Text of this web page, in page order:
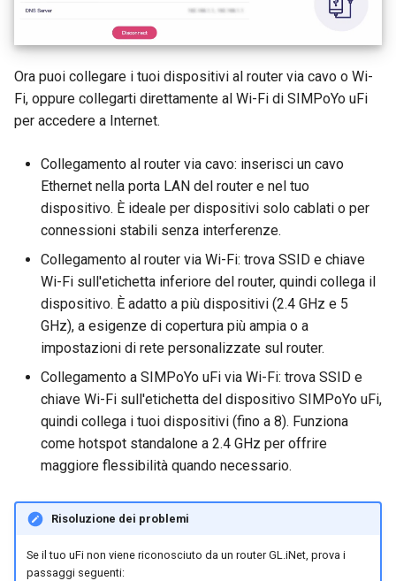
Ora puoi collegare i tuoi dispositivi al router via cavo o Wi-
Fi, oppure collegarti direttamente al Wi-Fi di SIMPoYo uFi
per accedere a Internet.
Collegamento al router via cavo: inserisci un cavo
Ethernet nella porta LAN del router e nel tuo
dispositivo. È ideale per dispositivi solo cablati o per
connessioni stabili senza interferenze.
Collegamento al router via Wi-Fi: trova SSID e chiave
Wi-Fi sull'etichetta inferiore del router, quindi collega il
dispositivo. È adatto a più dispositivi (2.4 GHz e 5
GHz), a esigenze di copertura più ampia o a
impostazioni di rete personalizzate sul router.
Collegamento a SIMPoYo uFi via Wi-Fi: trova SSID e
chiave Wi-Fi sull'etichetta del dispositivo SIMPoYo uFi,
quindi collega i tuoi dispositivi (fino a 8). Funziona
come hotspot standalone a 2.4 GHz per offrire
maggiore flessibilità quando necessario.
Risoluzione dei problemi
Se il tuo uFi non viene riconosciuto da un router GL.iNet, prova i
passaggi seguenti: